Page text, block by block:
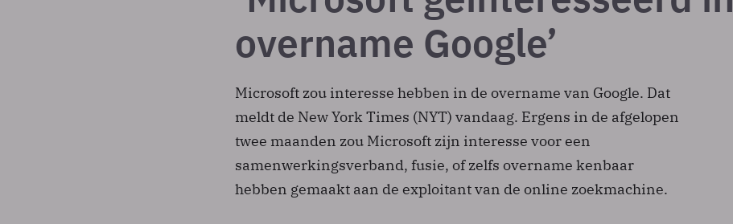
overname Google’
Microsoft zou interesse hebben in de overname van Google. Dat
meldt de New York Times (NYT) vandaag. Ergens in de afgelopen
twee maanden zou Microsoft zijn interesse voor een
samenwerkingsverband, fusie, of zelfs overname kenbaar
hebben gemaakt aan de exploitant van de online zoekmachine.